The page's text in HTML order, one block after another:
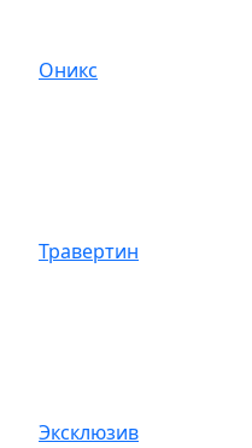
Оникс
Травертин
Эксклюзив